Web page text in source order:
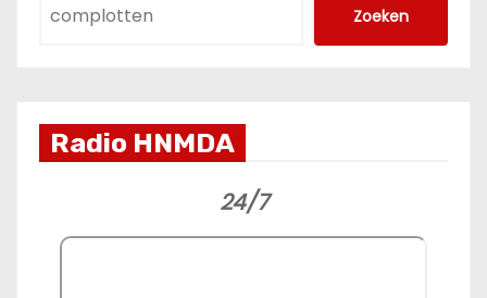
Zoeken
Radio HNMDA
24/7